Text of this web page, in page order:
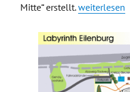
Mitte“ erstellt. weiterlesen